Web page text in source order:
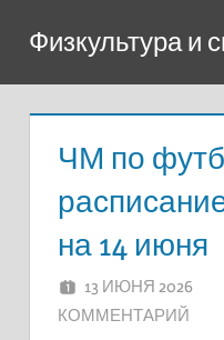
содержимому
Физкультура и
ЧМ по
на 14 июня
13 ИЮНЯ 2026
КОММЕНТАРИЙ